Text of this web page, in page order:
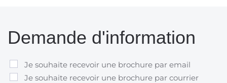
Demande d'information
Je souhaite recevoir une brochure par email
Je souhaite recevoir une brochure par courrier